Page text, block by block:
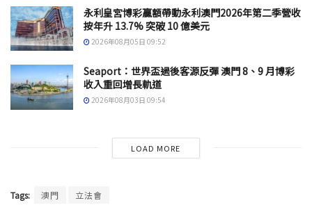
永利皇宮博彩贏額帶動永利澳門2026年第二季營收
按年升 13.7% 突破 10 億美元
2026年08月05日 09:52
Seaport：世界盃過後客源反彈 澳門 8、9 月博彩
收入重回增長軌道
2026年08月03日 09:54
LOAD MORE
Tags: 澳門 立法會